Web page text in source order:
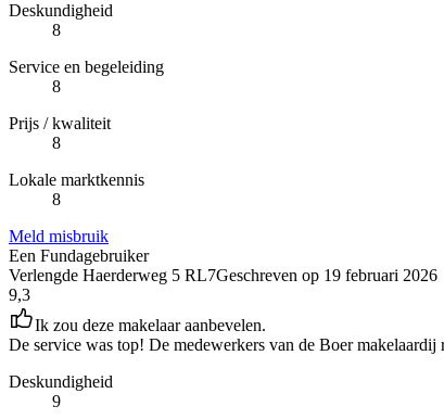
Deskundigheid
8
Service en begeleiding
8
Prijs / kwaliteit
8
Lokale marktkennis
8
Meld misbruik
Een Fundagebruiker
Verlengde Haerderweg 5 RL7Geschreven op 19 februari 2026
9,3
Ik zou deze makelaar aanbevelen.
De service was top! De medewerkers van de Boer
Deskundigheid
9